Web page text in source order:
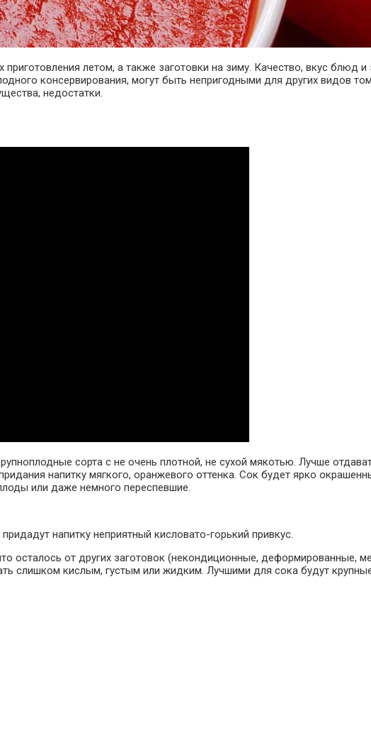
летом, а также заготовки на зиму. Качество, вкус блюд
консервирования, могут быть непригодными для других видов
недостатки.
сорта с не очень плотной, не сухой мякотью. Лучше
напитку мягкого, оранжевого оттенка. Сок будет ярко
или даже немного переспевшие.
напитку неприятный кисловато-горький привкус.
осталось от других заготовок (некондиционные, деформированные,
слишком кислым, густым или жидким. Лучшими для сока будут